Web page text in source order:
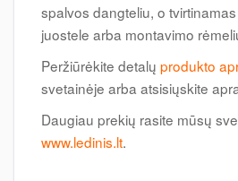
spalvos dangteliu, o
juostele arba montavimo
Peržiūrėkite detalų produkto
svetainėje arba atsisiųskite
Daugiau prekių rasite mūsų
www.ledinis.lt.